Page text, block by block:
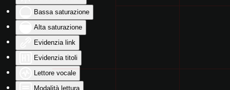
Bassa saturazione
Alta saturazione
Evidenzia link
Evidenzia titoli
Lettore vocale
Modalità lettura